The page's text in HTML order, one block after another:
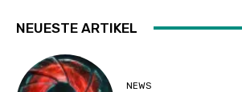
NEUESTE ARTIKEL
NEWS